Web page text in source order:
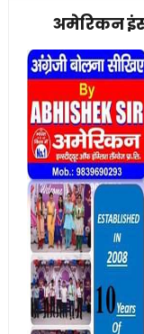
अमेरिकन